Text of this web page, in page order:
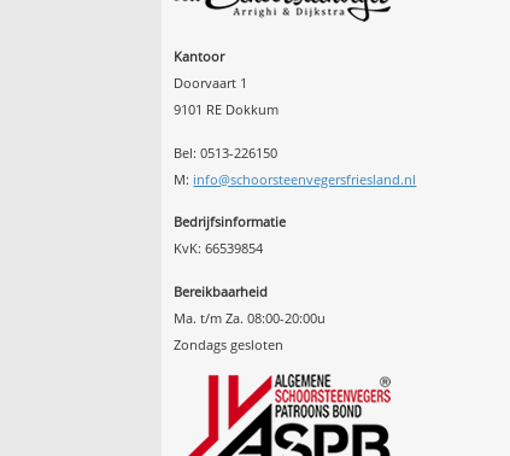
Kantoor
Doorvaart 1
9101 RE Dokkum
Bel: 0513-226150
M: info@schoorsteenvegersfriesland.nl
Bedrijfsinformatie
KvK: 66539854
Bereikbaarheid
Ma. t/m Za. 08:00-20:00u
Zondags gesloten